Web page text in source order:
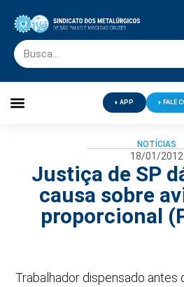
APP FALE
NOTÍCIAS
18/01/2012
Justiça de SP
causa sobre
proporcional
Trabalhador dispensado antes